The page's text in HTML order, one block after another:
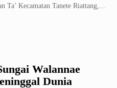
Ta’ Kecamatan Tanete Riattang,...
Walannae
Dunia